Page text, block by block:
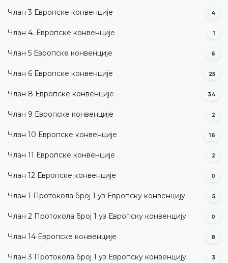
Члан 3 Европске конвенције 4
Члан 4. Европске конвенције 1
Члан 5 Европске конвенције 6
Члан 6 Европске конвенције 25
Члан 8 Европске конвенције 34
Члан 9 Европске конвенције 2
Члан 10 Европске конвенције 16
Члан 11 Европске конвенције 2
Члан 12 Европске конвенције 0
Члан 1 Протокола број 1 уз Европску конвенцију 5
Члан 2 Протокола број 1 уз Европску конвенцију 0
Члан 14 Европске конвенције 8
Члан 3 Протокола број 1 уз Европску конвенцију 3